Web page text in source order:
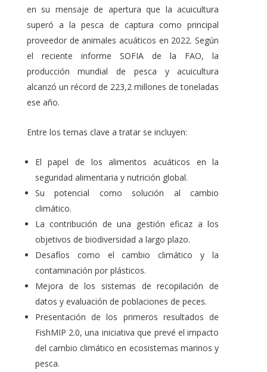
en su mensaje de apertura que la acuicultura
superó a la pesca de captura como principal
proveedor de animales acuáticos en 2022. Según
el reciente informe SOFIA de la FAO, la
producción mundial de pesca y acuicultura
alcanzó un récord de 223,2 millones de toneladas
ese año.
Entre los temas clave a tratar se incluyen:
El papel de los alimentos acuáticos en la
seguridad alimentaria y nutrición global.
Su potencial como solución al cambio
climático.
La contribución de una gestión eficaz a los
objetivos de biodiversidad a largo plazo.
Desafíos como el cambio climático y la
contaminación por plásticos.
Mejora de los sistemas de recopilación de
datos y evaluación de poblaciones de peces.
Presentación de los primeros resultados de
FishMIP 2.0, una iniciativa que prevé el impacto
del cambio climático en ecosistemas marinos y
pesca.